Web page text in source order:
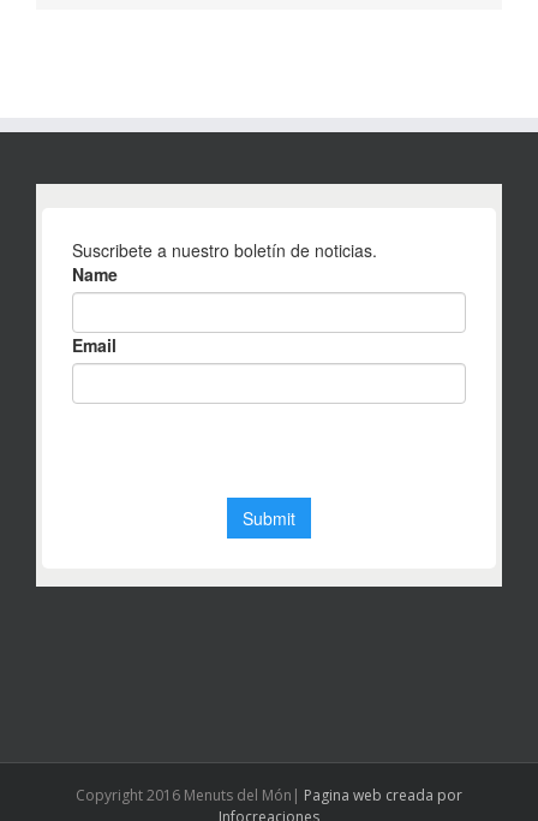
Copyright 2016 Menuts del Món| Pagina web creada por
Infocreaciones